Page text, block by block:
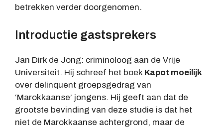
betrekken verder doorgenomen.
Introductie gastsprekers
Jan Dirk de Jong: criminoloog aan de Vrije
Universiteit. Hij schreef het boek Kapot moeilijk
over delinquent groepsgedrag van
‘Marokkaanse’ jongens. Hij geeft aan dat de
grootste bevinding van deze studie is dat het
niet de Marokkaanse achtergrond, maar de